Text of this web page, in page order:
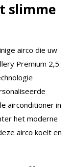
slimme
airco die uw
Premium 2,5
airconditioner in
het moderne
airco koelt en